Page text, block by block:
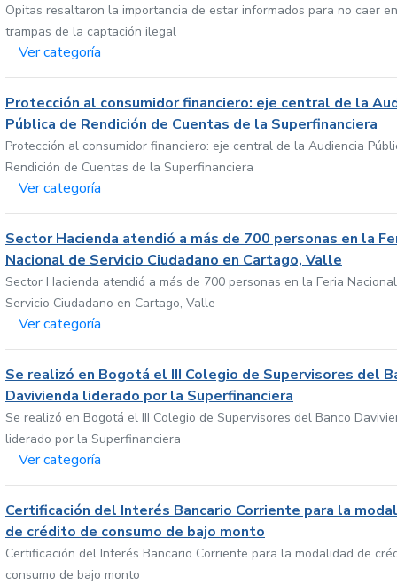
Opitas resaltaron la importancia de estar informados para no caer
trampas de la captación ilegal
Ver categoría
Protección al consumidor financiero: eje central de la
Pública de Rendición de Cuentas de la Superfinanciera
Protección al consumidor financiero: eje central de la Audiencia
Rendición de Cuentas de la Superfinanciera
Ver categoría
Sector Hacienda atendió a más de 700 personas en la
Nacional de Servicio Ciudadano en Cartago, Valle
Sector Hacienda atendió a más de 700 personas en la Feria
Servicio Ciudadano en Cartago, Valle
Ver categoría
Se realizó en Bogotá el III Colegio de Supervisores del
Davivienda liderado por la Superfinanciera
Se realizó en Bogotá el III Colegio de Supervisores del Banco
liderado por la Superfinanciera
Ver categoría
Certificación del Interés Bancario Corriente para la
de crédito de consumo de bajo monto
Certificación del Interés Bancario Corriente para la modalidad de
consumo de bajo monto